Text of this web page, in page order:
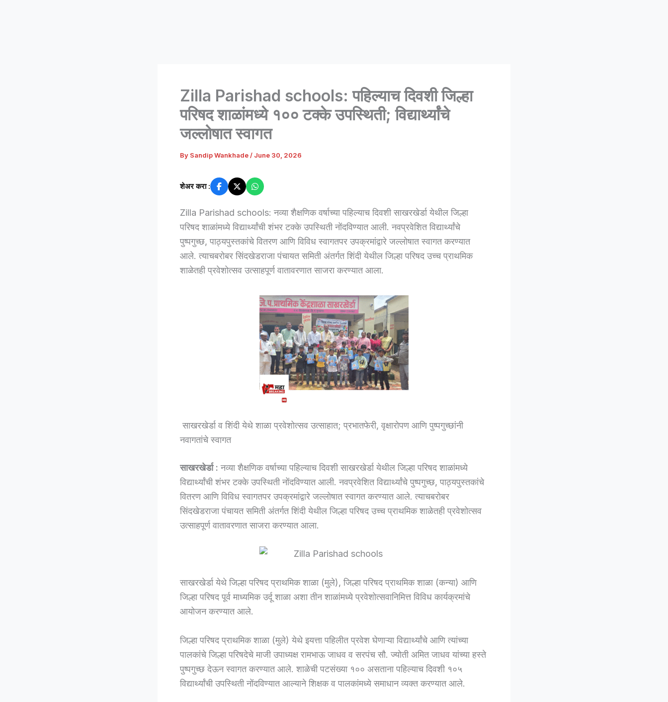
Zilla Parishad schools: पहिल्याच दिवशी जिल्हा
परिषद शाळांमध्ये १०० टक्के उपस्थिती; विद्यार्थ्यांचे
जल्लोषात स्वागत
By Sandip Wankhade / June 30, 2026
शेअर करा :
Zilla Parishad schools: नव्या शैक्षणिक वर्षाच्या पहिल्याच दिवशी साखरखेर्डा येथील जिल्हा
परिषद शाळांमध्ये विद्यार्थ्यांची शंभर टक्के उपस्थिती नोंदविण्यात आली. नवप्रवेशित विद्यार्थ्यांचे
पुष्पगुच्छ, पाठ्यपुस्तकांचे वितरण आणि विविध स्वागतपर उपक्रमांद्वारे जल्लोषात स्वागत करण्यात
आले. त्याचबरोबर सिंदखेडराजा पंचायत समिती अंतर्गत शिंदी येथील जिल्हा परिषद उच्च प्राथमिक
शाळेतही प्रवेशोत्सव उत्साहपूर्ण वातावरणात साजरा करण्यात आला.
साखरखेर्डा व शिंदी येथे शाळा प्रवेशोत्सव उत्साहात; प्रभातफेरी, वृक्षारोपण आणि पुष्पगुच्छांनी
नवागतांचे स्वागत
साखरखेर्डा : नव्या शैक्षणिक वर्षाच्या पहिल्याच दिवशी साखरखेर्डा येथील जिल्हा परिषद शाळांमध्ये
विद्यार्थ्यांची शंभर टक्के उपस्थिती नोंदविण्यात आली. नवप्रवेशित विद्यार्थ्यांचे पुष्पगुच्छ, पाठ्यपुस्तकांचे
वितरण आणि विविध स्वागतपर उपक्रमांद्वारे जल्लोषात स्वागत करण्यात आले. त्याचबरोबर
सिंदखेडराजा पंचायत समिती अंतर्गत शिंदी येथील जिल्हा परिषद उच्च प्राथमिक शाळेतही प्रवेशोत्सव
उत्साहपूर्ण वातावरणात साजरा करण्यात आला.
साखरखेर्डा येथे जिल्हा परिषद प्राथमिक शाळा (मुले), जिल्हा परिषद प्राथमिक शाळा (कन्या) आणि
जिल्हा परिषद पूर्व माध्यमिक उर्दू शाळा अशा तीन शाळांमध्ये प्रवेशोत्सवानिमित्त विविध कार्यक्रमांचे
आयोजन करण्यात आले.
जिल्हा परिषद प्राथमिक शाळा (मुले) येथे इयत्ता पहिलीत प्रवेश घेणाऱ्या विद्यार्थ्यांचे आणि त्यांच्या
पालकांचे जिल्हा परिषदेचे माजी उपाध्यक्ष रामभाऊ जाधव व सरपंच सौ. ज्योती अमित जाधव यांच्या हस्ते
पुष्पगुच्छ देऊन स्वागत करण्यात आले. शाळेची पटसंख्या १०० असताना पहिल्याच दिवशी १०५
विद्यार्थ्यांची उपस्थिती नोंदविण्यात आल्याने शिक्षक व पालकांमध्ये समाधान व्यक्त करण्यात आले.